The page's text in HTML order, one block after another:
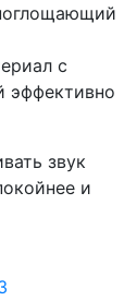
с
эффективно
звук
и